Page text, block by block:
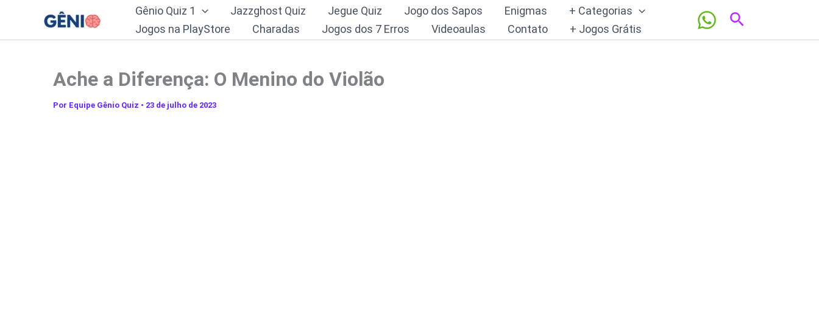
o
Gênio Quiz 1 Jazzghost Quiz Jegue Quiz Jogo dos Sapos Enigmas
+ Categorias
Jogos na PlayStore
Charadas Jogos dos 7 Erros Videoaulas Contato + Jogos Grátis
Pesquisar
Ache a Diferença: O Menino do Violão
Por Equipe Gênio Quiz • 23 de julho de 2023